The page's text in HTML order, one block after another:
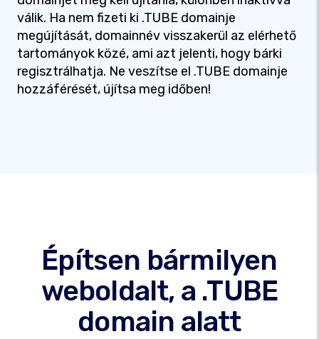
válik. Ha nem fizeti ki .TUBE domainje
megújítását, domainnév visszakerül az elérhető
tartományok közé, ami azt jelenti, hogy bárki
regisztrálhatja. Ne veszítse el .TUBE domainje
hozzáférését, újítsa meg időben!
Építsen bármilyen
weboldalt, a .TUBE
domain alatt